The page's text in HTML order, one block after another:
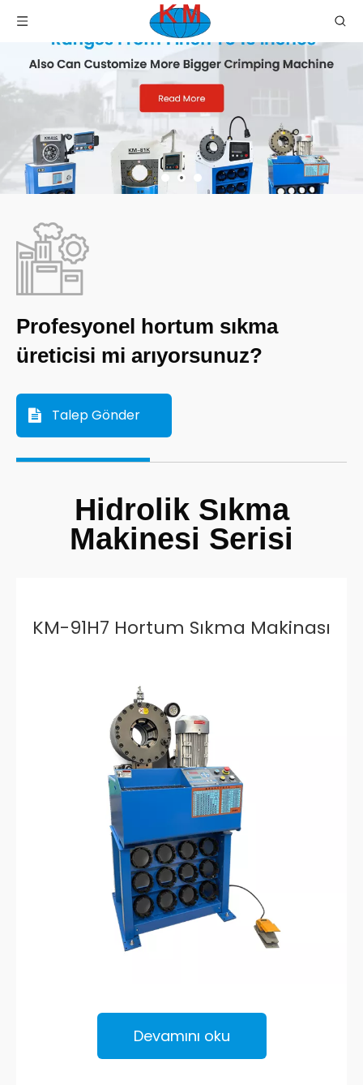
Profesyonel hortum sıkma
üreticisi mi arıyorsunuz?
Talep Gönder
Hidrolik Sıkma
Makinesi Serisi
KM-91H7 Hortum Sıkma Makinası
Devamını oku